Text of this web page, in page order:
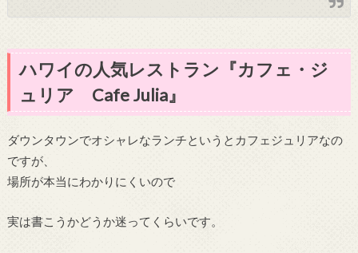
ハワイの人気レストラン『カフェ・ジ
ュリア Cafe Julia』
ダウンタウンでオシャレなランチというとカフェジュリアなの
ですが、
場所が本当にわかりにくいので
実は書こうかどうか迷ってくらいです。